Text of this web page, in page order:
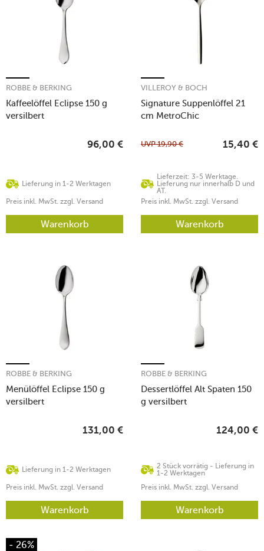
Kaffeelöffel Eclipse 150 g
versilbert
ROBBE & BERKING
Lieferung in 1-2 Werktagen
96,00 €
Preis inkl. MwSt. zzgl. Versand
Warenkorb
Signature Suppenlöffel 21
cm MetroChic
VILLEROY & BOCH
Lieferzeit: 3-5 Werktage.
Lieferung nur innerhalb D und
AT.
UVP19,90 € 15,40 €
Preis inkl. MwSt. zzgl. Versand
Warenkorb
Menülöffel Eclipse 150 g
versilbert
ROBBE & BERKING
Lieferung in 1-2 Werktagen
131,00 €
Preis inkl. MwSt. zzgl. Versand
Warenkorb
Dessertlöffel Alt Spaten 150
g versilbert
ROBBE & BERKING
2 Stück vorrätig - Lieferung in
1-2 Werktagen
124,00 €
Preis inkl. MwSt. zzgl. Versand
Warenkorb
- 26%